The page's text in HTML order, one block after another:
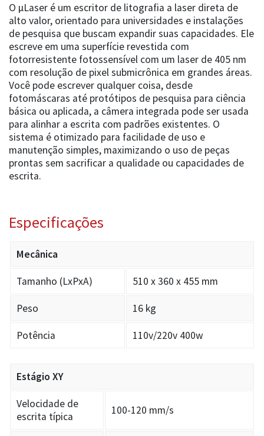
O µLaser é um escritor de litografia a laser direta de
alto valor, orientado para universidades e instalações
de pesquisa que buscam expandir suas capacidades. Ele
escreve em uma superfície revestida com
fotorresistente fotossensível com um laser de 405 nm
com resolução de pixel submicrônica em grandes áreas.
Você pode escrever qualquer coisa, desde
fotomáscaras até protótipos de pesquisa para ciência
básica ou aplicada, a câmera integrada pode ser usada
para alinhar a escrita com padrões existentes. O
sistema é otimizado para facilidade de uso e
manutenção simples, maximizando o uso de peças
prontas sem sacrificar a qualidade ou capacidades de
escrita.
Especificações
Mecânica
Tamanho (LxPxA) 510 x 360 x 455 mm
Peso 16 kg
Potência 110v/220v 400w
Estágio XY
Velocidade de
escrita típica
100-120 mm/s